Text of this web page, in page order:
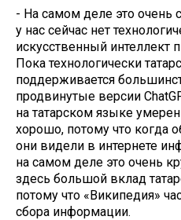
- На самом деле это
у нас сейчас нет
искусственный интеллект
Пока технологически
поддерживается
продвинутые версии
на татарском языке
хорошо, потому что когда
они видели в интернете
на самом деле это очень
здесь большой вклад
потому что «Википедия»
сбора информации.